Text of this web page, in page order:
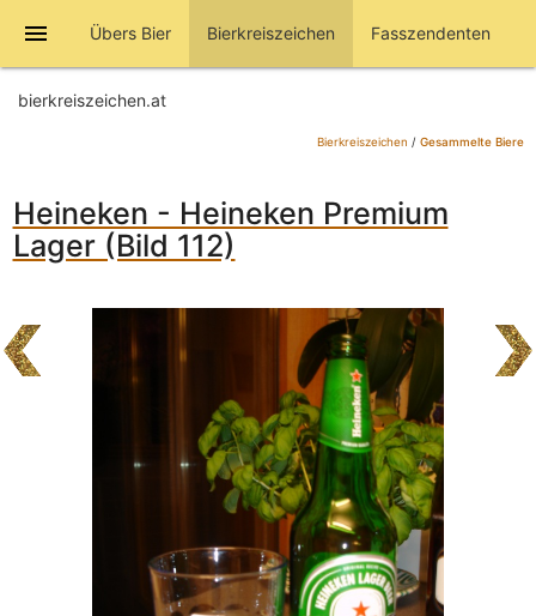
menu Übers Bier Bierkreiszeichen Fasszendenten
bierkreiszeichen.at
Bierkreiszeichen / Gesammelte Biere
Heineken - Heineken Premium
Lager (Bild 112)